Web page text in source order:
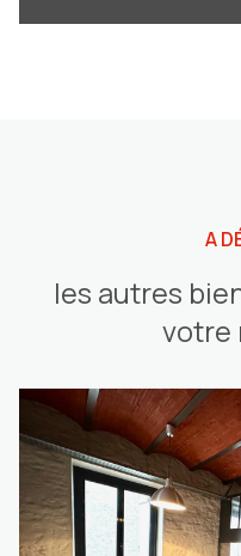
A
les autres
votre